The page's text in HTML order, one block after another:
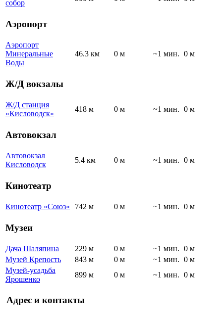
собор
Аэропорт
Аэропорт
Минеральные
Воды
46.3 км 0 м ~1 мин. 0 м
Ж/Д вокзалы
Ж/Д станция
«Кисловодск»
418 м 0 м ~1 мин. 0 м
Автовокзал
Автовокзал
Кисловодск
5.4 км 0 м ~1 мин. 0 м
Кинотеатр
Кинотеатр «Союз» 742 м 0 м ~1 мин. 0 м
Музеи
Дача Шаляпина 229 м 0 м ~1 мин. 0 м
Музей Крепость
843 м 0 м ~1 мин. 0 м
Музей-усадьба
Ярошенко
899 м 0 м ~1 мин. 0 м
Адрес и контакты